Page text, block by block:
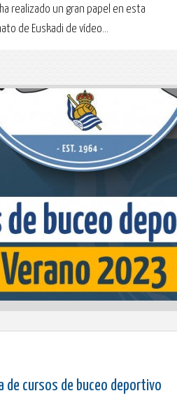
realizado un gran papel en esta
de Euskadi de vídeo...
de cursos de buceo deportivo